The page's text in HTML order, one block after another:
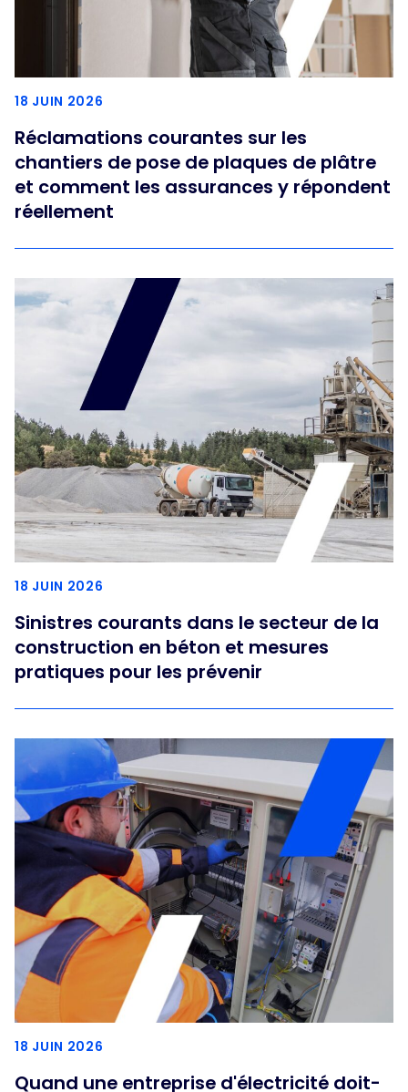
18 JUIN 2026
Réclamations courantes sur les
chantiers de pose de plaques de plâtre
et comment les assurances y répondent
réellement
18 JUIN 2026
Sinistres courants dans le secteur de la
construction en béton et mesures
pratiques pour les prévenir
18 JUIN 2026
Quand une entreprise d'électricité doit-